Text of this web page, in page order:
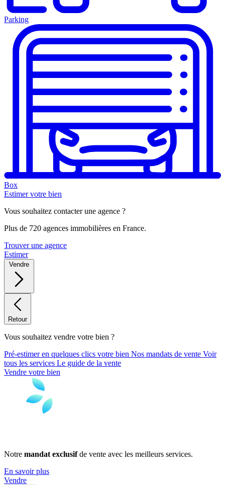
Parking
Box
Estimer votre bien
Vous souhaitez contacter une agence ?
Plus de 720 agences immobilières en France.
Trouver une agence
Estimer
Vendre
Retour
Vous souhaitez vendre votre bien ?
Pré-estimer en quelques clics votre bien Nos mandats de vente Voir
tous les services Le guide de la vente
Vendre votre bien
Notre mandat exclusifde vente avec les meilleurs services.
En savoir plus
Vendre